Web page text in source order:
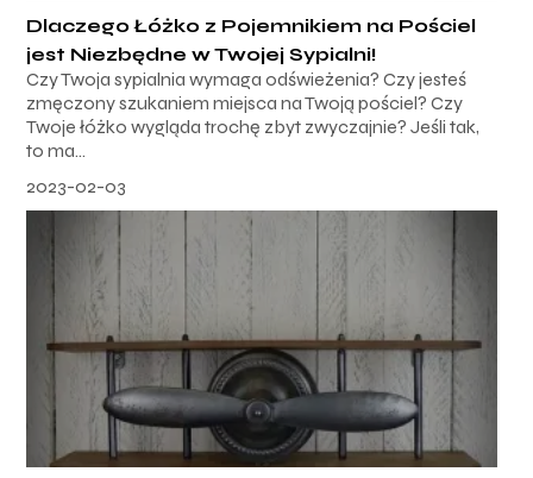
Dlaczego Łóżko z Pojemnikiem na Pościel
jest Niezbędne w Twojej Sypialni!
Czy Twoja sypialnia wymaga odświeżenia? Czy jesteś
zmęczony szukaniem miejsca na Twoją pościel? Czy
Twoje łóżko wygląda trochę zbyt zwyczajnie? Jeśli tak,
to ma...
2023-02-03